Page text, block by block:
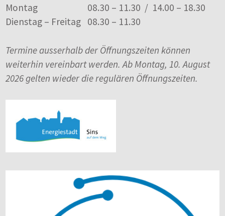
Montag
08.30 – 11.30 / 14.00 – 18.30
Dienstag – Freitag 08.30 – 11.30
Termine ausserhalb der Öffnungszeiten können
weiterhin vereinbart werden. Ab Montag, 10. August
2026 gelten wieder die regulären Öffnungszeiten.